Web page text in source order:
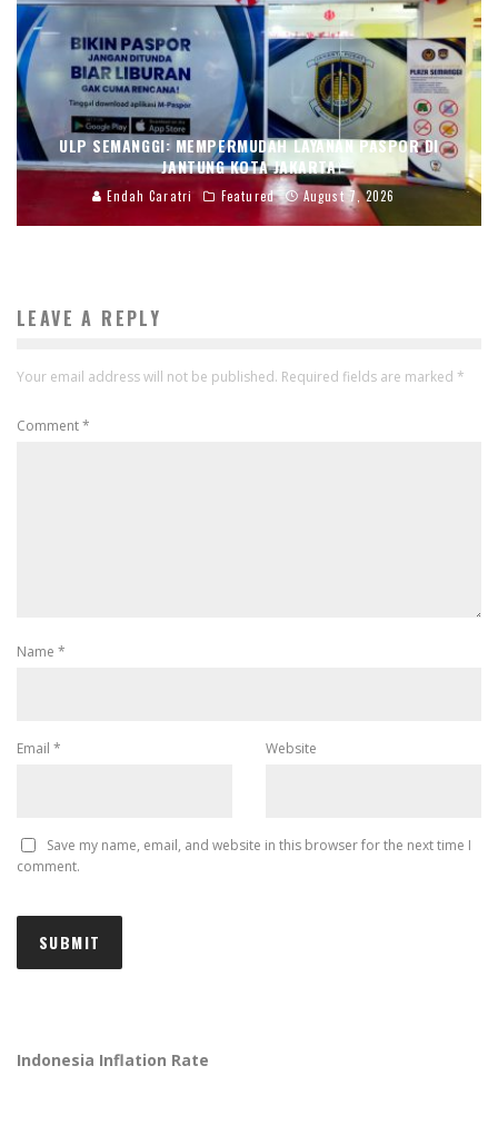
ULP SEMANGGI: MEMPERMUDAH LAYANAN PASPOR DI
JANTUNG KOTA JAKARTA
Endah Caratri Featured August 7, 2026
LEAVE A REPLY
Your email address will not be published. Required fields are marked *
Comment*
Name *
Email * Website
Save my name, email, and website in this browser for the next time I
comment.
Indonesia Inflation Rate